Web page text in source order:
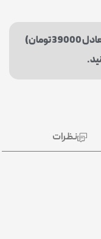
به ازای خرید این محصول، 39 ثانیه (معادل 39000 تومان)
نظرات